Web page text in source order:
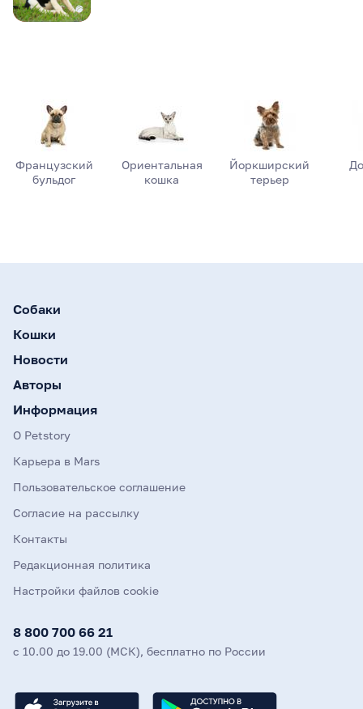
Французский
бульдог
Ориентальная
кошка
Йоркширский
терьер
Собаки
Кошки
Новости
Авторы
Информация
О Petstory
Карьера в Mars
Пользовательское соглашение
Согласие на рассылку
Контакты
Редакционная политика
Настройки файлов cookie
8 800 700 66 21
с 10.00 до 19.00 (МСК), бесплатно по России